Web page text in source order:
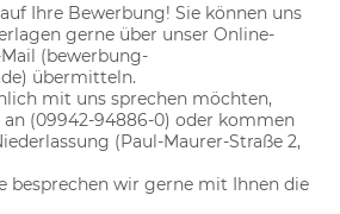
Ihre Bewerbung! Sie können uns
gerne über unser Online-
(bewerbung-
übermitteln.
mit uns sprechen möchten,
an (09942-94886-0) oder kommen
(Paul-Maurer-Straße 2,
besprechen wir gerne mit Ihnen die